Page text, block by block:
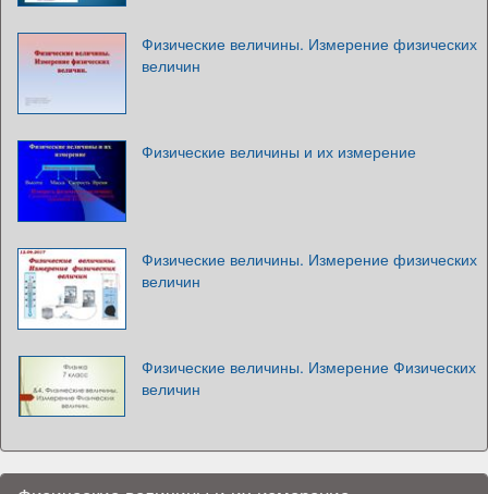
Физические величины. Измерение физических
величин
Физические величины и их измерение
Физические величины. Измерение физических
величин
Физические величины. Измерение Физических
величин